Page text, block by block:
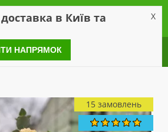
15 замовлень
в Київ та X
НАПРЯМОК